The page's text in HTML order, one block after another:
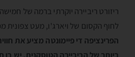
ריזורט ריביירה יוקרתי ברמה של
לחוף הקסום של ויארג'ו, מעט צפונית
הפרינציפה די פיימונטה מציע את